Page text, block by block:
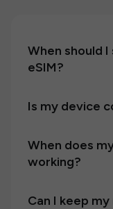
When should
eSIM?
Is my device
When does
working?
Can I keep